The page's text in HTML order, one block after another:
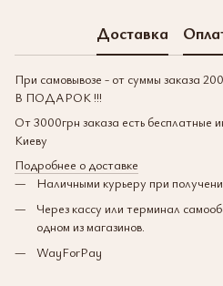
Доставка
При самовывозе - от суммы заказа
В ПОДАРОК !!!
От 3000грн заказа есть бесплатные
Киеву
Подробнее о доставке
Наличными курьеру при
Через кассу или терминал
одном из магазинов.
WayForPay